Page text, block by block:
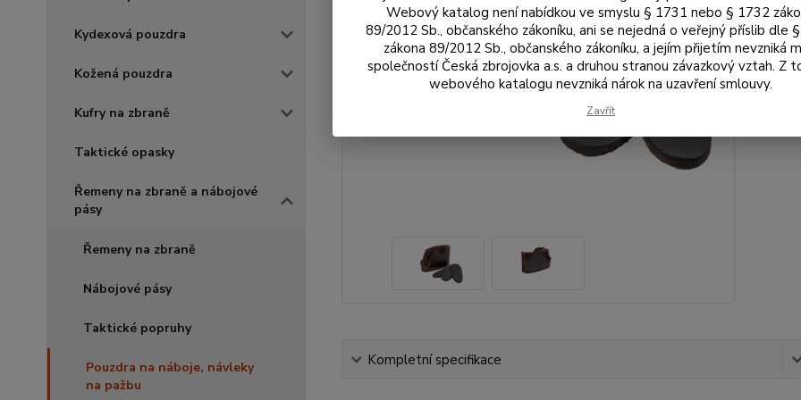
Kydexová pouzdra
Kožená pouzdra
Kufry na zbraně
Taktické opasky
Řemeny na zbraně a nábojové
pásy
Řemeny na zbraně
Nábojové pásy
Taktické popruhy
Pouzdra na náboje, návleky
na pažbu
653
Kompletní specifikace
Webový katalog není nabídkou ve smyslu § 1731 nebo § 1732
89/2012 Sb., občanského zákoníku, ani se nejedná o veřejný příslib dle
zákona 89/2012 Sb., občanského zákoníku, a jejím přijetím nevzniká
společností Česká zbrojovka a.s. a druhou stranou závazkový vztah. Z
webového katalogu nevzniká nárok na uzavření smlouvy.
Zavřít